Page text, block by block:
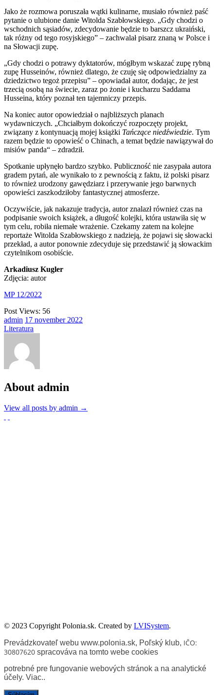
Jako że rozmowa poruszała wątki kulinarne, musiało również paść
pytanie o ulubione danie Witolda Szabłowskiego. „Gdy chodzi o
wschodnich sąsiadów, zdecydowanie będzie to barszcz ukraiński,
tak różny od tego rosyjskiego” – zachwalał pisarz znaną w Polsce i
na Słowacji zupę.
„Gdy chodzi o potrawy dyktatorów, mógłbym wskazać zupę rybną
zupę Husseinów, również dlatego, że czuję się odpowiedzialny za
dziedzictwo tegoż przepisu” – opowiadał autor, dodając, że jest
trzecią osobą na świecie, zaraz po żonie i kucharzu Saddama
Husseina, który poznał ten tajemniczy przepis.
Na koniec autor opowiedział o najbliższych planach
wydawniczych. „Chciałbym dokończyć rozpoczęty projekt,
związany z kontynuacją mojej książki Tańczące niedźwiedzie. Tym
razem będzie to opowieść o Chinach, a temat będzie nawiązywał do
misiów panda“ – zdradził.
Spotkanie upłynęło bardzo szybko. Publiczność nie zasypała autora
gradem pytań, ale wynikało to z pewnością z faktu, iż polski pisarz
to również urodzony gawędziarz i przerywanie jego barwnych
opowieści zaszkodziłoby fantastycznej atmosferze.
Oczywiście, jak nakazuje tradycja, autor znalazł również czas na
podpisanie swoich książek, a długość kolejki, która ustawiła się w
tym celu, robiła niemałe wrażenie. Czekamy zatem na kolejne
reportaże Witolda Szabłowskiego z nadzieją, że pojawi się słowacki
przekład, a autor ponownie zdecyduje się przedstawić ją słowackim
czytelnikom osobiście.
Arkadiusz Kugler
Zdjęcia: autor
MP 12/2022
Post Views: 56
admin 17 november2022
Literatura
About admin
View all posts by admin →
© 2023 Copyright Polonia.sk. Created by LVISystem.
Prevádzkovateľ webu www.polonia.sk, Poľský klub, IČO:
30807620 spracováva na tomto webe cookies
potrebné pre fungovanie webových stránok a na analytické
účely. Viac..